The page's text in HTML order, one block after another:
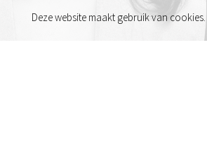
Deze website maakt gebruik van